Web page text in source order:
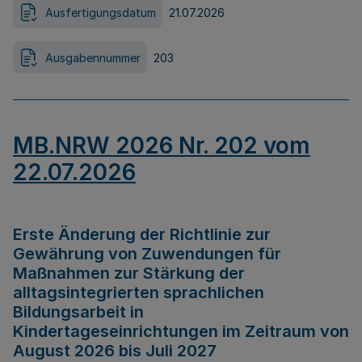
Ausfertigungsdatum 21.07.2026
Ausgabennummer 203
MB.NRW 2026 Nr. 202 vom
22.07.2026
Erste Änderung der Richtlinie zur
Gewährung von Zuwendungen für
Maßnahmen zur Stärkung der
alltagsintegrierten sprachlichen
Bildungsarbeit in
Kindertageseinrichtungen im Zeitraum von
August 2026 bis Juli 2027